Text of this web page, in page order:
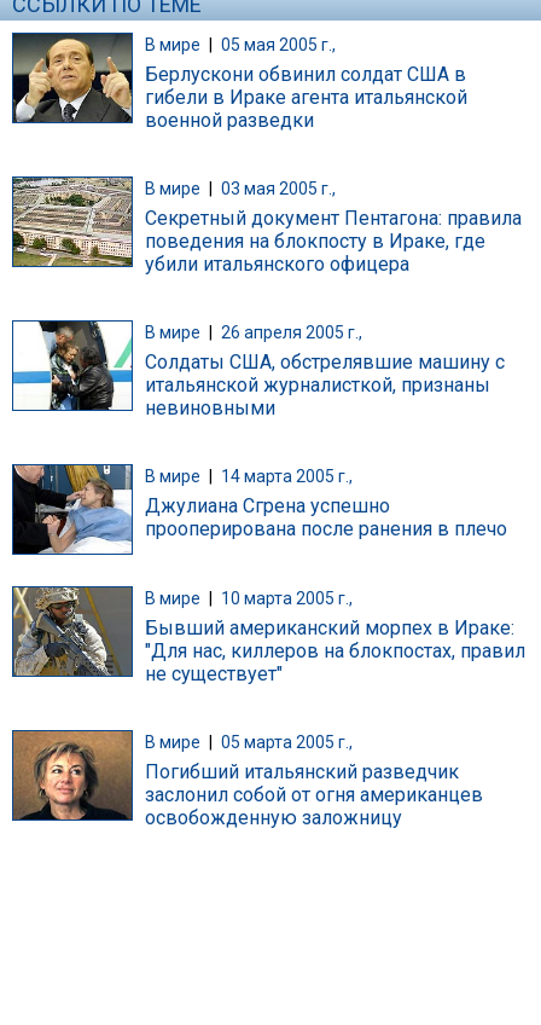
В мире | 05 мая 2005 г.,
Берлускони обвинил солдат США в
гибели в Ираке агента итальянской
военной разведки
В мире 03 мая 2005 г.,
Секретный документ Пентагона: правила
поведения на блокпосту в Ираке, где
убили итальянского офицера
В мире 26 апреля 2005 г.,
Солдаты США, обстрелявшие машину с
итальянской журналисткой, признаны
невиновными
В мире 14 марта 2005 г.,
Джулиана Сгрена успешно
прооперирована после ранения в плечо
В мире | 10 марта 2005 г.,
Бывший американский морпех в Ираке:
"Для нас, киллеров на блокпостах, правил
не существует"
В мире 05 марта 2005 г.,
Погибший итальянский разведчик
заслонил собой от огня американцев
освобожденную заложницу